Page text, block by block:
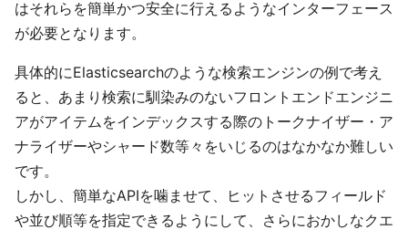
はそれらを簡単かつ安全に行えるようなインターフェース
が必要となります。
具体的にElasticsearchのような検索エンジンの例で考え
ると、あまり検索に馴染みのないフロントエンドエンジニ
アがアイテムをインデックスする際のトークナイザー・ア
ナライザーやシャード数等々をいじるのはなかなか難しい
です。
しかし、簡単なAPIを噛ませて、ヒットさせるフィールド
や並び順等を指定できるようにして、さらにおかしなクエ